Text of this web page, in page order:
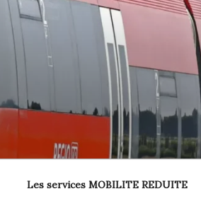
Les services MOBILITE REDUITE